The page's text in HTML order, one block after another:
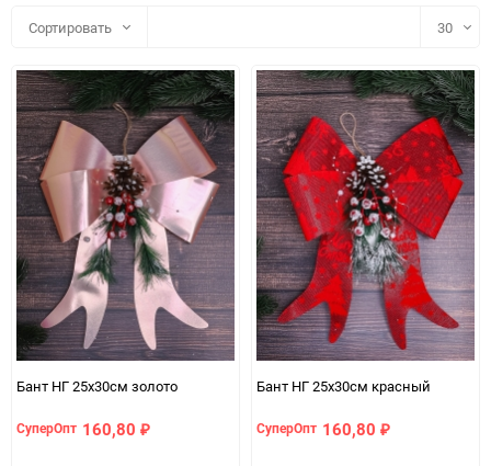
Сортировать 30
30
60
90
150
Бант НГ 25х30см золото
СуперОпт 160,80 ₽
Бант НГ 25х30см красный
СуперОпт 160,80 ₽